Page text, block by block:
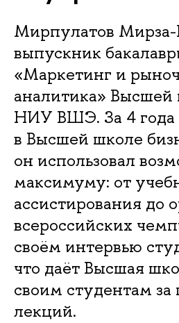
Мирпулатов
выпускник
«Маркетинг и
аналитика» Высшей
НИУ ВШЭ. За 4 года
в Высшей школе
он использовал
максимуму: от
ассистирования до
всероссийских
своём интервью
что даёт Высшая
своим студентам
лекций.